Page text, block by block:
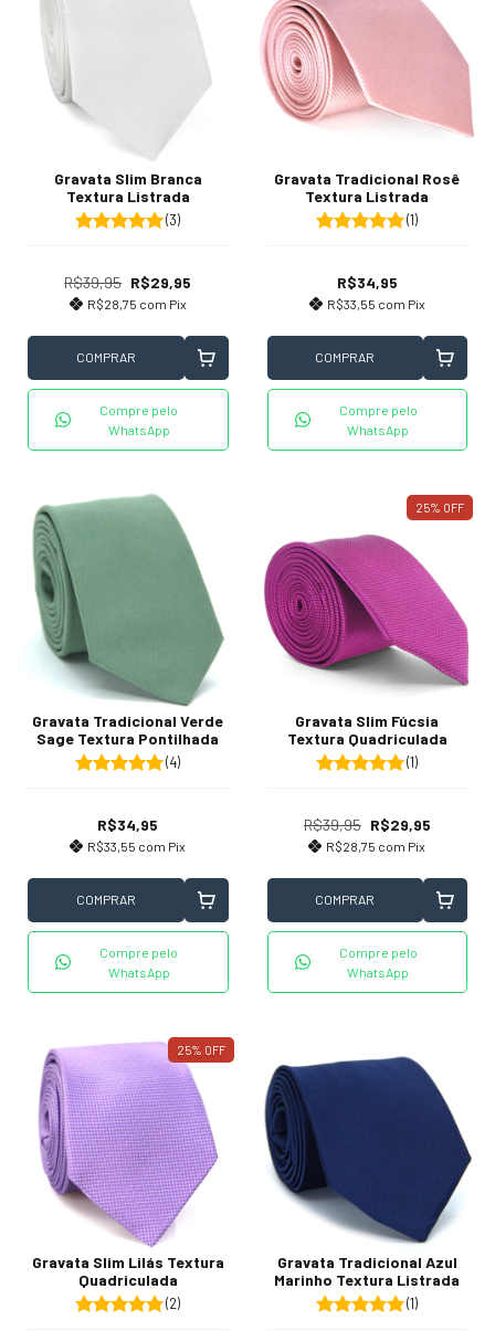
Gravata Slim Branca
Textura Listrada
(3)
R$39,95 R$29,95
R$28,75 com Pix
COMPRAR
Compre pelo
WhatsApp
Gravata Tradicional Rosê
Textura Listrada
(1)
R$34,95
R$33,55 com Pix
COMPRAR
Compre pelo
WhatsApp
Gravata Tradicional Verde
Sage Textura Pontilhada
(4)
R$34,95
R$33,55 com Pix
COMPRAR
Compre pelo
WhatsApp
25% OFF
Gravata Slim Fúcsia
Textura Quadriculada
(1)
R$39,95 R$29,95
R$28,75 com Pix
COMPRAR
Compre pelo
WhatsApp
25% OFF
Gravata Slim Lilás Textura
Quadriculada
(2)
Gravata Tradicional Azul
Marinho Textura Listrada
(1)